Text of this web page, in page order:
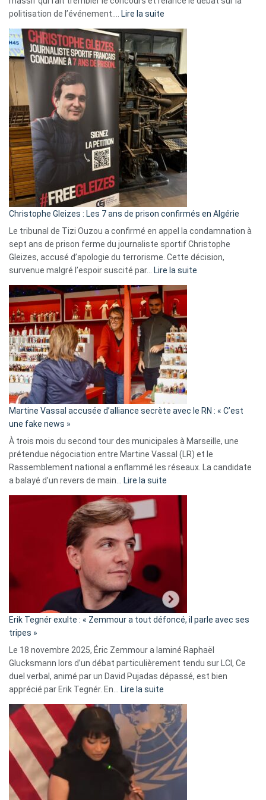
politisation de l’événement.…
Lire la suite
Eurovision
2026
:
Pays-
Bas,
Espagne,
Irlande
et
Slovénie
rejettent
la
présence
d’Israël
Christophe Gleizes : Les 7 ans de prison confirmés en Algérie
Le tribunal de Tizi Ouzou a confirmé en appel la condamnation à
sept ans de prison ferme du journaliste sportif Christophe
Gleizes, accusé d’apologie du terrorisme. Cette décision,
survenue malgré l’espoir suscité par…
Lire la suite
Algérie
Martine Vassal accusée d’alliance secrète avec le RN : « C’est
une fake news »
À trois mois du second tour des municipales à Marseille, une
prétendue négociation entre Martine Vassal (LR) et le
Rassemblement national a enflammé les réseaux. La candidate
a balayé d’un revers de main…
Lire la suite
d’alliance
secrète
«
C’est
fake
news
»
Erik Tegnér exulte : « Zemmour a tout défoncé, il parle avec ses
tripes »
Le 18 novembre 2025, Éric Zemmour a laminé Raphaël
Glucksmann lors d’un débat particulièrement tendu sur LCI, Ce
duel verbal, animé par un David Pujadas dépassé, est bien
apprécié par Erik Tegnér. En…
Lire la suite
Tegnér
exulte
« Zemmour
a
tout